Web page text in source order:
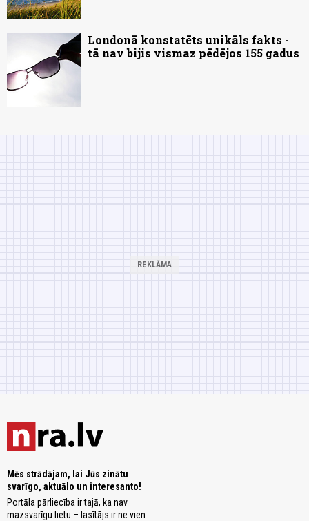
Londonā konstatēts unikāls fakts -
tā nav bijis vismaz pēdējos 155 gadus
Mēs strādājam, lai Jūs zinātu
svarīgo, aktuālo un interesanto!
Portāla pārliecība ir tajā, ka nav
mazsvarīgu lietu – lasītājs ir ne vien